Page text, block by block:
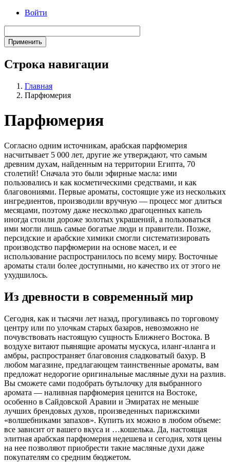
Войти
Строка навигации
Главная
Парфюмерия
Парфюмерия
Согласно одним источникам, арабская парфюмерия
насчитывает 5 000 лет, другие же утверждают, что самым
древним духам, найденным на территории Египта, 70
столетий! Сначала это были эфирные масла: ими
пользовались и как косметическими средствами, и как
благовониями. Первые ароматы, состоящие уже из нескольких
ингредиентов, производили вручную — процесс мог длиться
месяцами, поэтому даже несколько драгоценных капель
иногда стоили дороже золотых украшений, а пользоваться
ими могли лишь самые богатые люди и правители. Позже,
персидские и арабские химики смогли систематизировать
производство парфюмерии на основе масел, и ее
использование распространилось по всему миру. Восточные
ароматы стали более доступными, но качество их от этого не
ухудшилось.
Из древности в современный мир
Сегодня, как и тысячи лет назад, прогуливаясь по торговому
центру или по улочкам старых базаров, невозможно не
почувствовать настоящую сущность Ближнего Востока. В
воздухе витают пьянящие ароматы мускуса, иланг-иланга и
амбры, распространяет благовония сладковатый бахур. В
любом магазине, предлагающем таинственные ароматы, вам
предложат недорогие оригинальные масляные духи на разлив.
Вы сможете сами подобрать бутылочку для выбранного
аромата — наливная парфюмерия ценится на Востоке,
особенно в Сайдовской Аравии и Эмиратах не меньше
лучших брендовых духов, произведенных парижскими
«волшебниками запахов». Купить их можно в любом объеме:
все зависит от вашего вкуса и …кошелька. Да, настоящая
элитная арабская парфюмерия недешева и сегодня, хотя цены
на нее позволяют приобрести такие масляные духи даже
покупателям со средним бюджетом.